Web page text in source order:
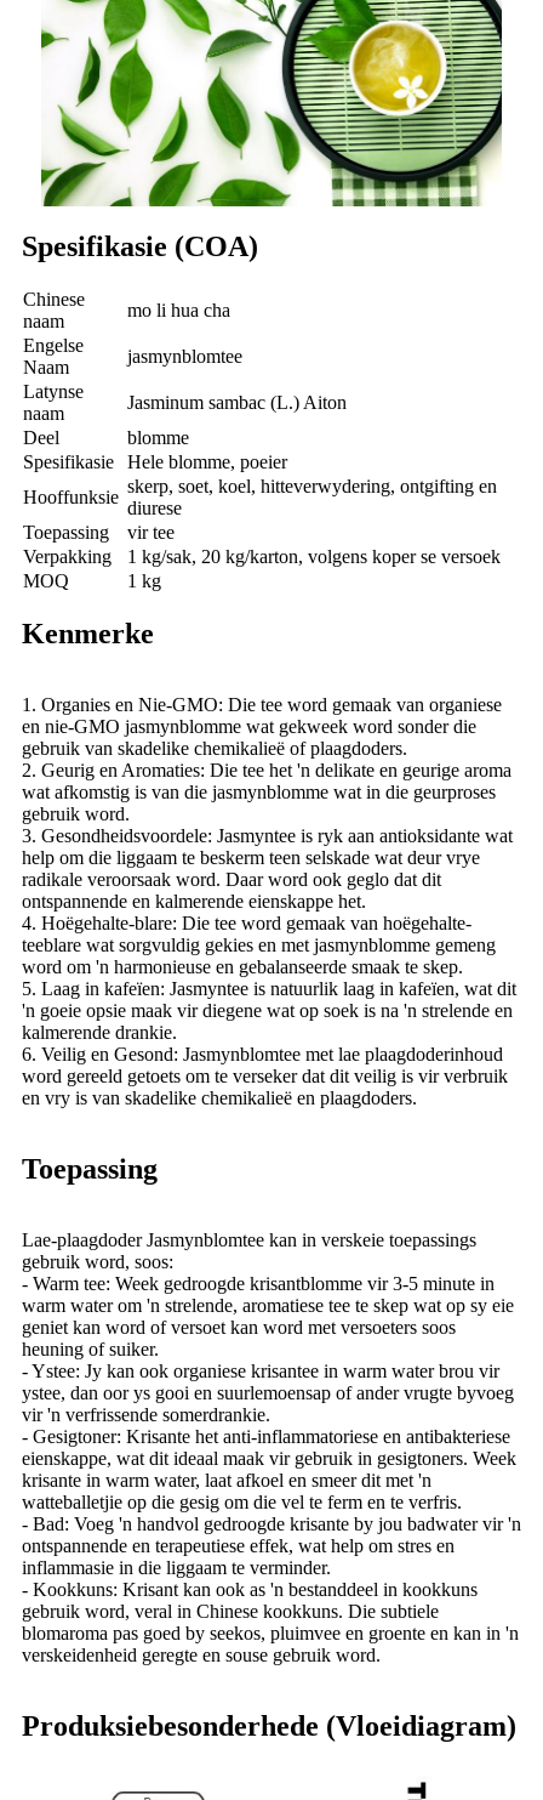
Spesifikasie (COA)
Chinese
naam
mo li hua cha
Engelse
Naam
jasmynblomtee
Latynse
naam
Jasminum sambac (L.) Aiton
Deel
blomme
Spesifikasie
Hele blomme, poeier
Hooffunksie
skerp, soet, koel, hitteverwydering, ontgifting en
diurese
Toepassing
vir tee
Verpakking
1 kg/sak, 20 kg/karton, volgens koper se versoek
MOQ
1 kg
Kenmerke
1. Organies en Nie-GMO: Die tee word gemaak van organiese
en nie-GMO jasmynblomme wat gekweek word sonder die
gebruik van skadelike chemikalieë of plaagdoders.
2. Geurig en Aromaties: Die tee het 'n delikate en geurige aroma
wat afkomstig is van die jasmynblomme wat in die geurproses
gebruik word.
3. Gesondheidsvoordele: Jasmyntee is ryk aan antioksidante wat
help om die liggaam te beskerm teen selskade wat deur vrye
radikale veroorsaak word. Daar word ook geglo dat dit
ontspannende en kalmerende eienskappe het.
4. Hoëgehalte-blare: Die tee word gemaak van hoëgehalte-
teeblare wat sorgvuldig gekies en met jasmynblomme gemeng
word om 'n harmonieuse en gebalanseerde smaak te skep.
5. Laag in kafeïen: Jasmyntee is natuurlik laag in kafeïen, wat dit
'n goeie opsie maak vir diegene wat op soek is na 'n strelende en
kalmerende drankie.
6. Veilig en Gesond: Jasmynblomtee met lae plaagdoderinhoud
word gereeld getoets om te verseker dat dit veilig is vir verbruik
en vry is van skadelike chemikalieë en plaagdoders.
Toepassing
Lae-plaagdoder Jasmynblomtee kan in verskeie toepassings
gebruik word, soos:
- Warm tee: Week gedroogde krisantblomme vir 3-5 minute in
warm water om 'n strelende, aromatiese tee te skep wat op sy eie
geniet kan word of versoet kan word met versoeters soos
heuning of suiker.
- Ystee: Jy kan ook organiese krisantee in warm water brou vir
ystee, dan oor ys gooi en suurlemoensap of ander vrugte byvoeg
vir 'n verfrissende somerdrankie.
- Gesigtoner: Krisante het anti-inflammatoriese en antibakteriese
eienskappe, wat dit ideaal maak vir gebruik in gesigtoners. Week
krisante in warm water, laat afkoel en smeer dit met 'n
watteballetjie op die gesig om die vel te ferm en te verfris.
- Bad: Voeg 'n handvol gedroogde krisante by jou badwater vir 'n
ontspannende en terapeutiese effek, wat help om stres en
inflammasie in die liggaam te verminder.
- Kookkuns: Krisant kan ook as 'n bestanddeel in kookkuns
gebruik word, veral in Chinese kookkuns. Die subtiele
blomaroma pas goed by seekos, pluimvee en groente en kan in 'n
verskeidenheid geregte en souse gebruik word.
Produksiebesonderhede (Vloeidiagram)